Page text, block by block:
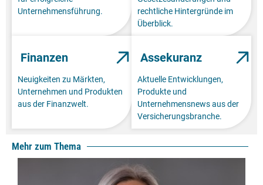
Unternehmensführung.
rechtliche Hintergründe im
Überblick.
Finanzen
Neuigkeiten zu Märkten,
Unternehmen und Produkten
aus der Finanzwelt.
Assekuranz
Aktuelle Entwicklungen,
Produkte und
Unternehmensnews aus der
Versicherungsbranche.
Mehr zum Thema